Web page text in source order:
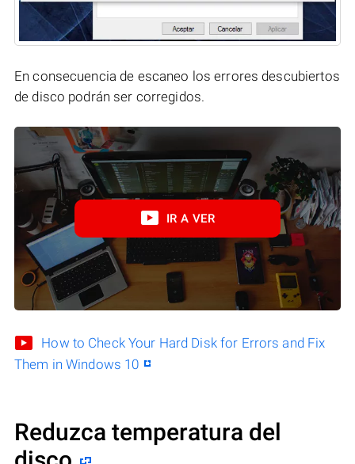
En consecuencia de escaneo los errores descubiertos
de disco podrán ser corregidos.
IR A VER
How to Check Your Hard Disk for Errors and Fix
Them in Windows 10
Reduzca temperatura del